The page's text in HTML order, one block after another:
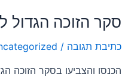
סקר הזוכה הגדול
כתיבת תגובה /
הכנסו והצביעו בסקר הזוכה